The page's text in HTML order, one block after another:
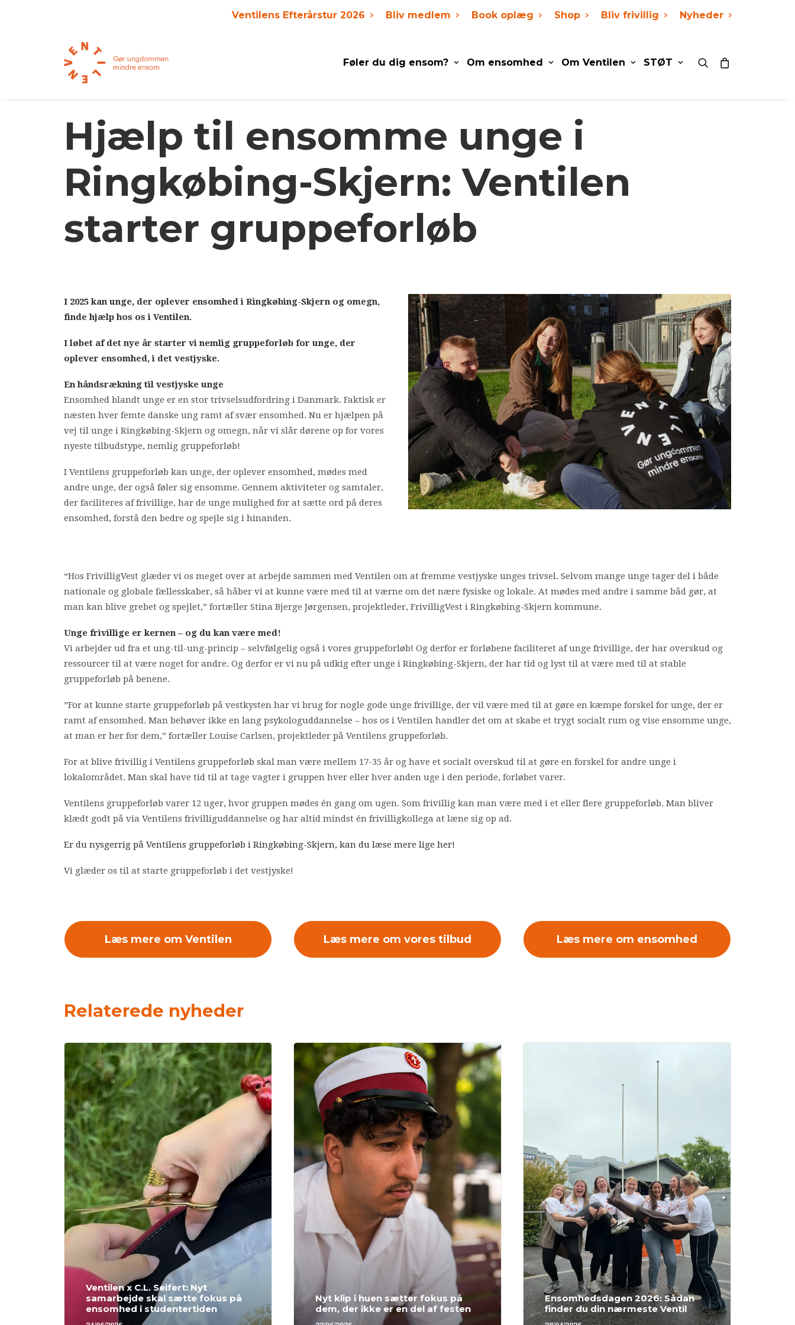
Ventilens Efterårstur 2026 Bliv medlem Book oplæg Shop Bliv frivillig Nyheder
Føler du dig ensom? Om ensomhed Om Ventilen STØT
Hjælp til ensomme unge i
Ringkøbing-Skjern: Ventilen
starter gruppeforløb
I 2025 kan unge, der oplever ensomhed i Ringkøbing-Skjern og omegn,
finde hjælp hos os i Ventilen.
I løbet af det nye år starter vi nemlig gruppeforløb for unge, der
oplever ensomhed, i det vestjyske.
En håndsrækning til vestjyske unge
Ensomhed blandt unge er en stor trivselsudfordring i Danmark. Faktisk er
næsten hver femte danske ung ramt af svær ensomhed. Nu er hjælpen på
vej til unge i Ringkøbing-Skjern og omegn, når vi slår dørene op for vores
nyeste tilbudstype, nemlig gruppeforløb!
I Ventilens gruppeforløb kan unge, der oplever ensomhed, mødes med
andre unge, der også føler sig ensomme. Gennem aktiviteter og samtaler,
der faciliteres af frivillige, har de unge mulighed for at sætte ord på deres
ensomhed, forstå den bedre og spejle sig i hinanden.
“Hos FrivilligVest glæder vi os meget over at arbejde sammen med Ventilen om at fremme vestjyske unges trivsel. Selvom mange unge tager del i både
nationale og globale fællesskaber, så håber vi at kunne være med til at værne om det nære fysiske og lokale. At mødes med andre i samme båd gør, at
man kan blive grebet og spejlet,” fortæller Stina Bjerge Jørgensen, projektleder, FrivilligVest i Ringkøbing-Skjern kommune.
Unge frivillige er kernen – og du kan være med!
Vi arbejder ud fra et ung-til-ung-princip – selvfølgelig også i vores gruppeforløb! Og derfor er forløbene faciliteret af unge frivillige, der har overskud og
ressourcer til at være noget for andre. Og derfor er vi nu på udkig efter unge i Ringkøbing-Skjern, der har tid og lyst til at være med til at stable
gruppeforløb på benene.
”For at kunne starte gruppeforløb på vestkysten har vi brug for nogle gode unge frivillige, der vil være med til at gøre en kæmpe forskel for unge, der er
ramt af ensomhed. Man behøver ikke en lang psykologuddannelse – hos os i Ventilen handler det om at skabe et trygt socialt rum og vise ensomme unge,
at man er her for dem,” fortæller Louise Carlsen, projektleder på Ventilens gruppeforløb.
For at blive frivillig i Ventilens gruppeforløb skal man være mellem 17-35 år og have et socialt overskud til at gøre en forskel for andre unge i
lokalområdet. Man skal have tid til at tage vagter i gruppen hver eller hver anden uge i den periode, forløbet varer.
Ventilens gruppeforløb varer 12 uger, hvor gruppen mødes én gang om ugen. Som frivillig kan man være med i et eller flere gruppeforløb. Man bliver
klædt godt på via Ventilens frivilliguddannelse og har altid mindst én frivilligkollega at læne sig op ad.
Er du nysgerrig på Ventilens gruppeforløb i Ringkøbing-Skjern, kan du læse mere lige her!
Vi glæder os til at starte gruppeforløb i det vestjyske!
Læs mere om Ventilen Læs mere om vores tilbud Læs mere om ensomhed
Relaterede nyheder
Ventilen x C.L. Seifert: Nyt
samarbejde skal sætte fokus på
ensomhed i studentertiden
Nyt klip i huen sætter fokus på
dem, der ikke er en del af festen
Ensomhedsdagen 2026: Sådan
finder du din nærmeste Ventil